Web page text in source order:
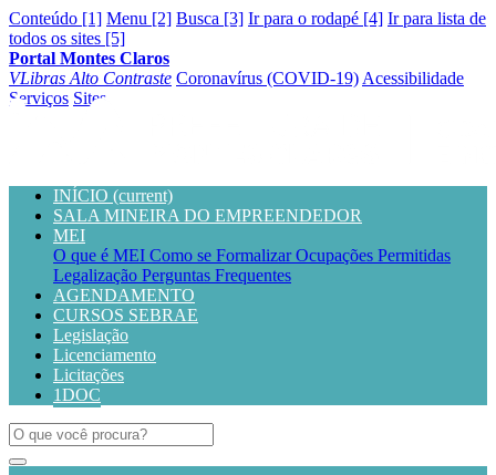
Conteúdo [1] Menu [2] Busca [3] Ir para o rodapé [4] Ir para lista de
todos os sites [5]
Portal Montes Claros
VLibras Alto Contraste Coronavírus (COVID-19) Acessibilidade
Serviços Sites
INÍCIO (current)
SALA MINEIRA DO EMPREENDEDOR
MEI
O que é MEI Como se FormalizarOcupações Permitidas
Legalização Perguntas Frequentes
AGENDAMENTO
CURSOS SEBRAE
Legislação
Licenciamento
Licitações
1DOC